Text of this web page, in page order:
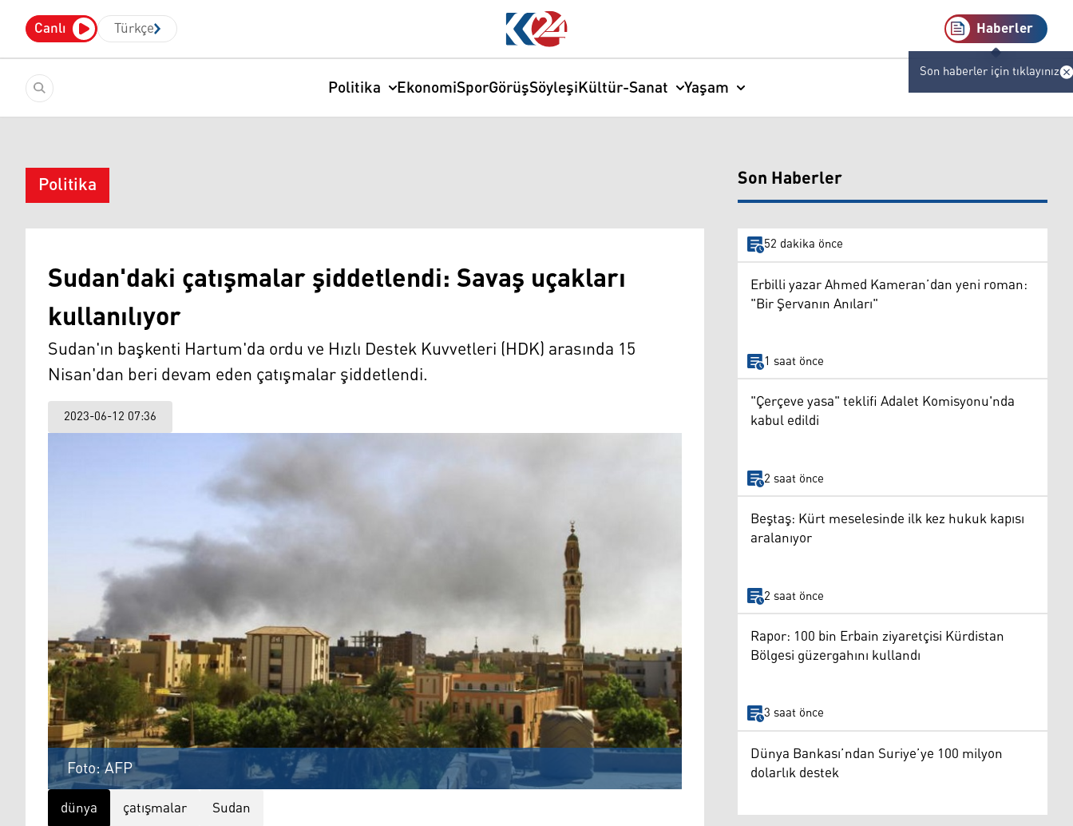
Canlı Türkçe Haberler
Son haberler için tıklayınız
Politika EkonomiSporGörüşSöyleşiKültür-Sanat Yaşam
Politika
Sudan'daki çatışmalar şiddetlendi: Savaş uçakları
kullanılıyor
Sudan'ın başkenti Hartum'da ordu ve Hızlı Destek Kuvvetleri (HDK) arasında 15
Nisan'dan beri devam eden çatışmalar şiddetlendi.
2023-06-12 07:36
Foto: AFP
dünya çatışmalar Sudan
Son Haberler
52 dakika önce
Erbilli yazar Ahmed Kameran’dan yeni roman:
"Bir Şervanın Anıları"
1 saat önce
"Çerçeve yasa" teklifi Adalet Komisyonu'nda
kabul edildi
2 saat önce
Beştaş: Kürt meselesinde ilk kez hukuk kapısı
aralanıyor
2 saat önce
Rapor: 100 bin Erbain ziyaretçisi Kürdistan
Bölgesi güzergahını kullandı
3 saat önce
Dünya Bankası’ndan Suriye’ye 100 milyon
dolarlık destek